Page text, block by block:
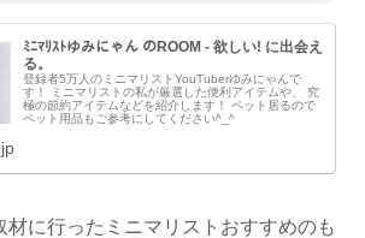
ﾐﾆﾏﾘｽﾄゆみにゃん のROOM - 欲しい! に出会え
る。
登録者5万人のミニマリストYouTuberゆみにゃんで
す！ ミニマリストの私が厳選した便利アイテムや、 究
極の節約アイテムなどを紹介します！ ペット居るので
ペット用品もご参考にしてください^_^
材に行ったミニマリストおすすめのも